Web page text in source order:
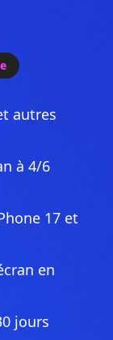
autres
à 4/6
17 et
en
jours